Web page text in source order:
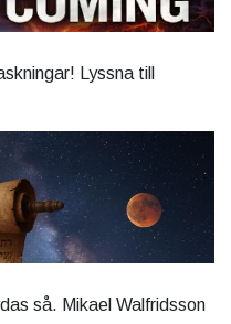
Lyssna till
så. Mikael Walfridsson